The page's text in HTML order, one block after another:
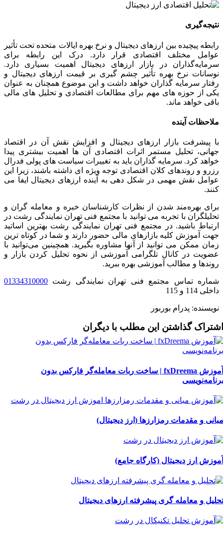
نتیجه‌گیری
رابطه پیچیده بین ارزهای دیجیتال و نرخ بهره ایالات متحده تحت تأثیر
عوامل مختلف اقتصادی قرار دارد. درک این رابطه برای
سرمایه‌گذاران در بازار ارزهای دیجیتال اهمیت بسیاری دارد.
نوسانات نرخ بهره تأثیر چشم ‌گیری بر قیمت ارزهای دیجیتال و
رفتار سرمایه ‌گذاران خواهد داشت و این موضوع همچنان به ‌عنوان
یکی از حوزه‌ های مهم برای مطالعات اقتصادی و تحلیل ‌های مالی
باقی خواهد ماند.
ملاحظات آینده
با پیشرفت بازار ارزهای دیجیتال و افزایش نقش آن در اقتصاد
جهانی، تحلیل مستمر اثرات اقتصادی آن‌ ها اهمیت بیشتری پیدا
خواهد کرد. سرمایه‌ گذاران باید به تغییرات سیاست ‌های پولی فدرال
رزرو و روندهای کلان اقتصادی توجه ویژه‌ ای داشته باشند، زیرا این
عوامل نقش مهمی در شکل ‌دهی به آینده ارزهای دیجیتال ایفا می
‌کنند.
برای بهره‌مند شدن از نظرات کارشناسان خبره و معامله ‌گران و
تحلیلگران با تجربه می ‌توانید با مجتمع فنی تهران نمایندگی رشت در
ارتباط باشید. در مجتمع فنی تهران نمایندگی رشت بهترین اساتید
جهت آموزش کلیه بازارهای مالی حضور دارند و شما در کوتاه ترین
زمان ممکن می توانید از آنها مشاوره بگیرید. همچینین می‌توانید با
عضویت در کانال تلگرامی آموزشی از نحوه تحلیل کردن بازار و
روندها و مطالب آموزشی بهره ببرید.
شماره تماس مجتمع فنی تهران نمایندگی رشت 01334310000
داخلی 114 و 115
نویسنده: پدرام بوربور
گذاشتن این مطلب با دیگران
آموزش fxDreema | ساخت ربات معامله‌گر فارکس بدون
و مقدمات رمزارزها (ارز دیجیتال)
ارز دیجیتال (کارگاه جامع)
و معامله گری پیشرفته ارزهای دیجیتال